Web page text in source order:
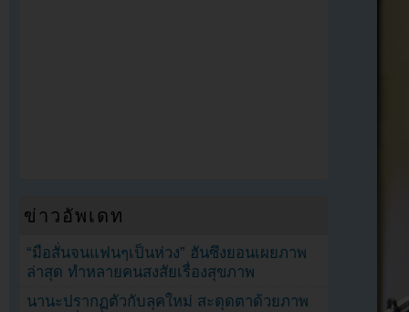
ข่าวอัพเดท
“มือสั่นจนแฟนๆเป็นห่วง” ฮันซึงยอนเผยภาพ
ล่าสุด ทำหลายคนสงสัยเรื่องสุขภาพ
นานะปรากฏตัวกับลุคใหม่ สะดุดตาด้วยภาพ